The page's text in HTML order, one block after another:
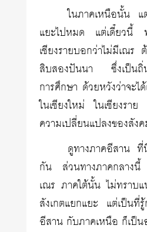
ในภาคเหนือนั้น
แยะไปหมด แต่เดี๋ยวนี้
เชียงรายบอกว่าไม่มีเณร
สิบสองปันนา ซึ่งเป็นถิ่
การศึกษา ด้วยหวังว่าจะไ
ในเชียงใหม่ ในเชียงรา
ความเปลี่ยนแปลงของสัง
ดูทางภาคอีสาน
กัน ส่วนทางภาคกลางนี้
เณร ภาคใต้นั้น ไม่ทราบ
สังเกตแยกแยะ แต่เป็นที่
อีสาน กับภาคเหนือ ก็เป็